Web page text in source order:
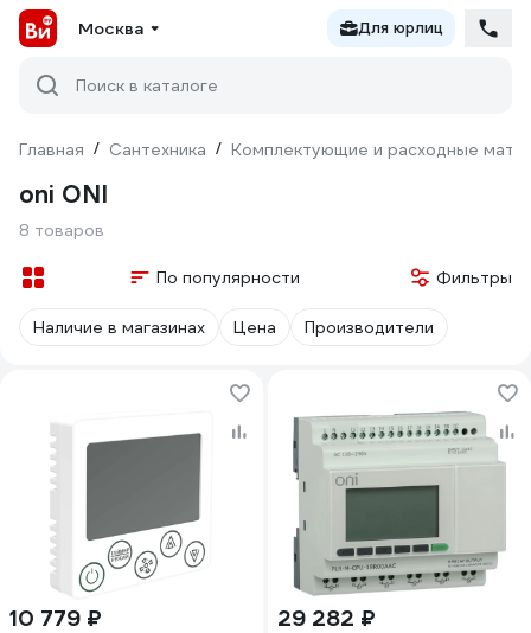
Москва Для юрлиц
Поиск в каталоге
Главная / Сантехника / Комплектующие и расходные
oni ONI
8 товаров
По популярности Фильтры
Наличие в магазинах Цена Производители
10 779 ₽ 29 282 ₽